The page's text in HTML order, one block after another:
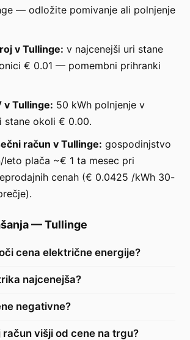
— odložite pomivanje ali polnjenje
v Tullinge: v najcenejši uri stane
€ 0.01 — pomembni prihranki
v Tullinge: 50 kWh polnjenje v
stane okoli € 0.00.
račun v Tullinge: gospodinjstvo
leto plača ~€ 1 ta mesec pri
cenah (€ 0.0425 /kWh 30-
—Tullinge
cena električne energije?
najcenejša?
negativne?
račun višji od cene na trgu?